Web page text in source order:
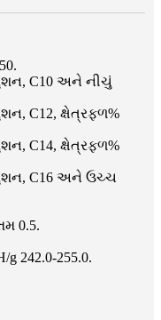
C10 અને નીચું
C12, ક્ષેત્રફળ%
C14, ક્ષેત્રફળ%
C16 અને ઉચ્ચ
0.5.
242.0-255.0.